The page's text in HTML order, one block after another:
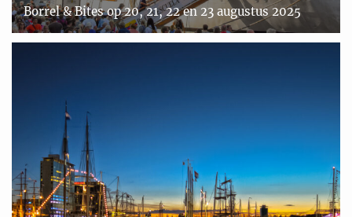
Borrel & Bites op 20, 21, 22 en 23 augustus 2025